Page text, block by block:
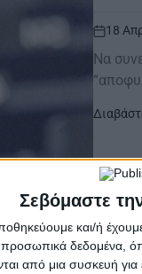
Σεβόμαστε
και/ή
δεδομένα,
από μια συσκευή για
on
18
Να